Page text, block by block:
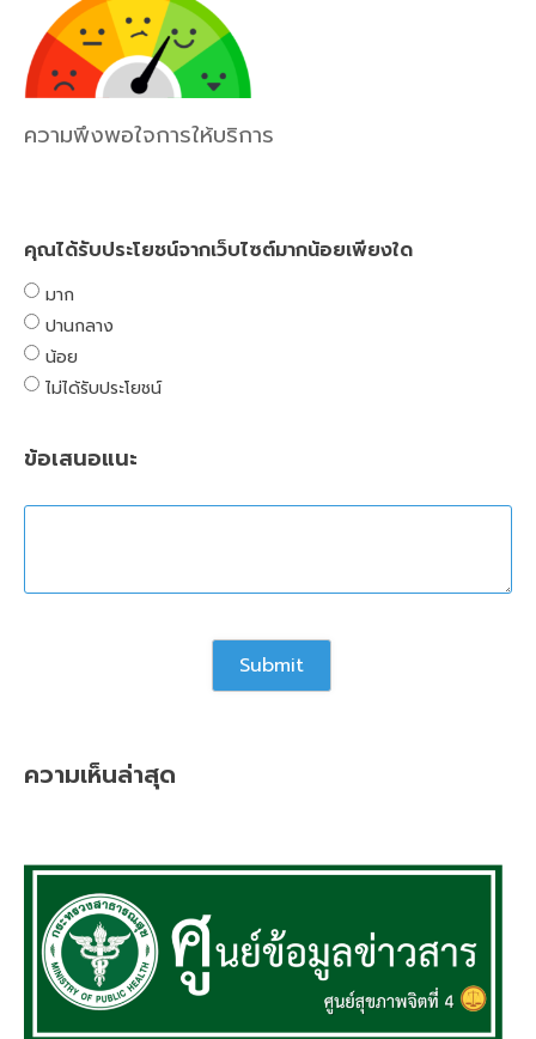
ความพึงพอใจการให้บริการ
คุณได้รับประโยชน์จากเว็บไซต์มากน้อยเพียงใด
มาก
ปานกลาง
น้อย
ไม่ได้รับประโยชน์
ข้อเสนอแนะ
ความเห็นล่าสุด